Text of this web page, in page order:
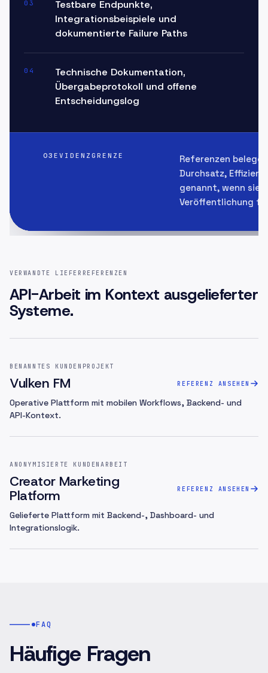
03
Testbare Endpunkte,
Integrationsbeispiele und
dokumentierte Failure Paths
04
Technische Dokumentation,
Übergabeprotokoll und offene
Entscheidungslog
03 EVIDENZGRENZE
Referenzen
Durchsatz,
genannt, wenn sie
Veröffentlichung
VERWANDTE LIEFERREFERENZEN
API-Arbeit im Kontext ausgelieferter
Systeme.
BENANNTES KUNDENPROJEKT
Vulken FM
Operative Plattform mit mobilen Workflows, Backend- und
API-Kontext.
REFERENZ ANSEHEN
ANONYMISIERTE KUNDENARBEIT
Creator Marketing
Platform
Gelieferte Plattform mit Backend-, Dashboard- und
Integrationslogik.
REFERENZ ANSEHEN
FAQ
Häufige Fragen